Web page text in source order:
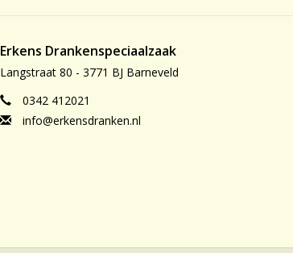
Erkens Drankenspeciaalzaak
Langstraat 80 - 3771 BJ Barneveld
0342 412021
info@erkensdranken.nl